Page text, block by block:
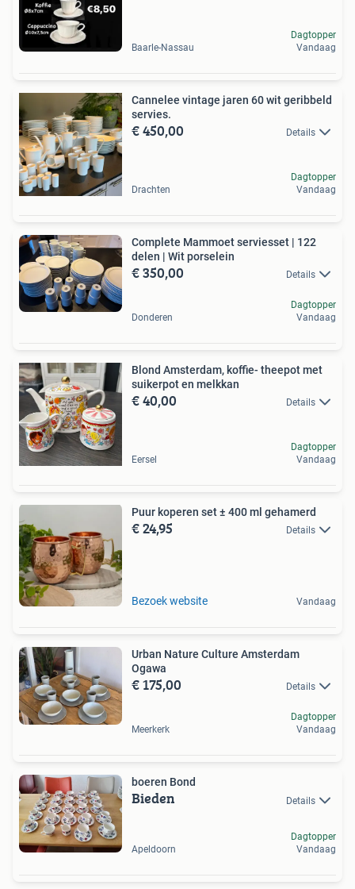
Baarle-Nassau
Dagtopper
Vandaag
Cannelee vintage jaren 60 wit geribbeld
servies.
€ 450,00 Details
Drachten
Dagtopper
Vandaag
Complete Mammoet serviesset | 122
delen | Wit porselein
€ 350,00 Details
Donderen
Dagtopper
Vandaag
Blond Amsterdam, koffie- theepot met
suikerpot en melkkan
€ 40,00 Details
Eersel
Dagtopper
Vandaag
Puur koperen set ± 400 ml gehamerd
€ 24,95 Details
Bezoek website Vandaag
Urban Nature Culture Amsterdam
Ogawa
€ 175,00 Details
Meerkerk
Dagtopper
Vandaag
boeren Bond
Bieden Details
Apeldoorn
Dagtopper
Vandaag